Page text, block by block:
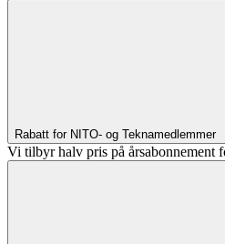
Rabatt for NITO- og Teknamedlemmer
Vi tilbyr halv pris på årsabonnement